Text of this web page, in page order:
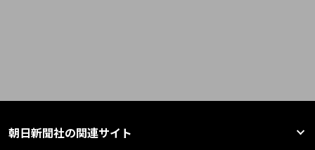
朝日新聞社の関連サイト